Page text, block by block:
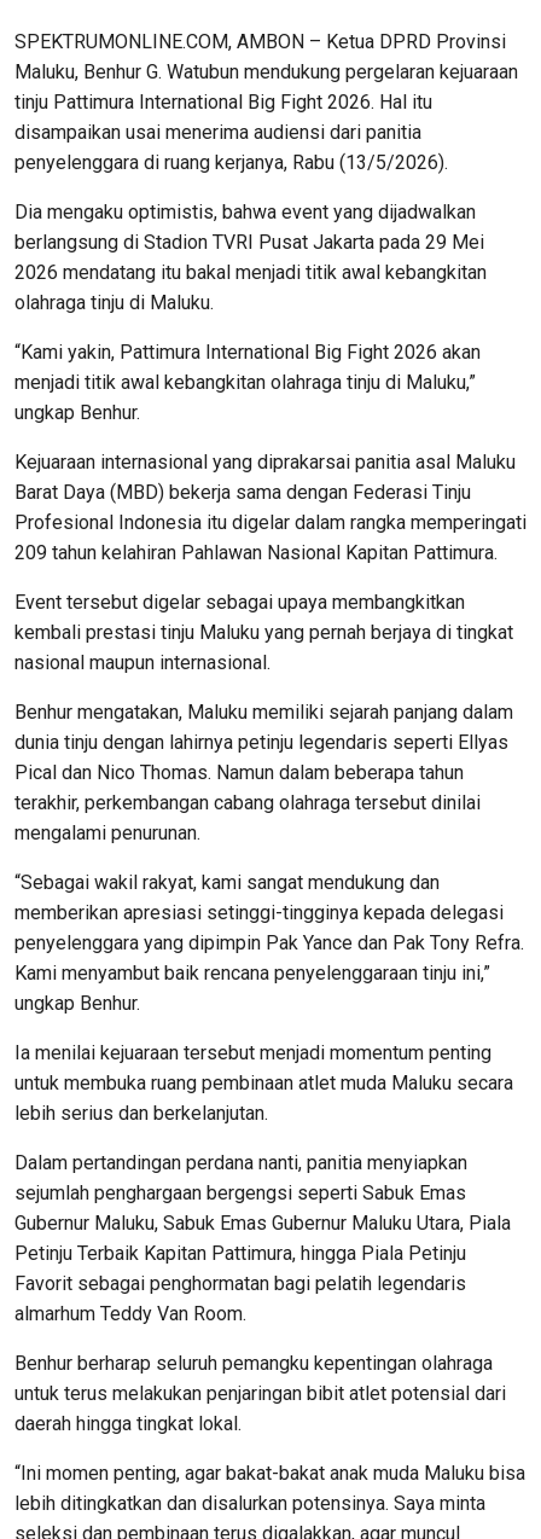
SPEKTRUMONLINE.COM, AMBON – Ketua DPRD Provinsi
Maluku, Benhur G. Watubun mendukung pergelaran kejuaraan
tinju Pattimura International Big Fight 2026. Hal itu
disampaikan usai menerima audiensi dari panitia
penyelenggara di ruang kerjanya, Rabu (13/5/2026).
Dia mengaku optimistis, bahwa event yang dijadwalkan
berlangsung di Stadion TVRI Pusat Jakarta pada 29 Mei
2026 mendatang itu bakal menjadi titik awal kebangkitan
olahraga tinju di Maluku.
“Kami yakin, Pattimura International Big Fight 2026 akan
menjadi titik awal kebangkitan olahraga tinju di Maluku,”
ungkap Benhur.
Kejuaraan internasional yang diprakarsai panitia asal Maluku
Barat Daya (MBD) bekerja sama dengan Federasi Tinju
Profesional Indonesia itu digelar dalam rangka memperingati
209 tahun kelahiran Pahlawan Nasional Kapitan Pattimura.
Event tersebut digelar sebagai upaya membangkitkan
kembali prestasi tinju Maluku yang pernah berjaya di tingkat
nasional maupun internasional.
Benhur mengatakan, Maluku memiliki sejarah panjang dalam
dunia tinju dengan lahirnya petinju legendaris seperti Ellyas
Pical dan Nico Thomas. Namun dalam beberapa tahun
terakhir, perkembangan cabang olahraga tersebut dinilai
mengalami penurunan.
“Sebagai wakil rakyat, kami sangat mendukung dan
memberikan apresiasi setinggi-tingginya kepada delegasi
penyelenggara yang dipimpin Pak Yance dan Pak Tony Refra.
Kami menyambut baik rencana penyelenggaraan tinju ini,”
ungkap Benhur.
Ia menilai kejuaraan tersebut menjadi momentum penting
untuk membuka ruang pembinaan atlet muda Maluku secara
lebih serius dan berkelanjutan.
Dalam pertandingan perdana nanti, panitia menyiapkan
sejumlah penghargaan bergengsi seperti Sabuk Emas
Gubernur Maluku, Sabuk Emas Gubernur Maluku Utara, Piala
Petinju Terbaik Kapitan Pattimura, hingga Piala Petinju
Favorit sebagai penghormatan bagi pelatih legendaris
almarhum Teddy Van Room.
Benhur berharap seluruh pemangku kepentingan olahraga
untuk terus melakukan penjaringan bibit atlet potensial dari
daerah hingga tingkat lokal.
“Ini momen penting, agar bakat-bakat anak muda Maluku bisa
lebih ditingkatkan dan disalurkan potensinya. Saya minta
seleksi dan pembinaan terus digalakkan, agar muncul